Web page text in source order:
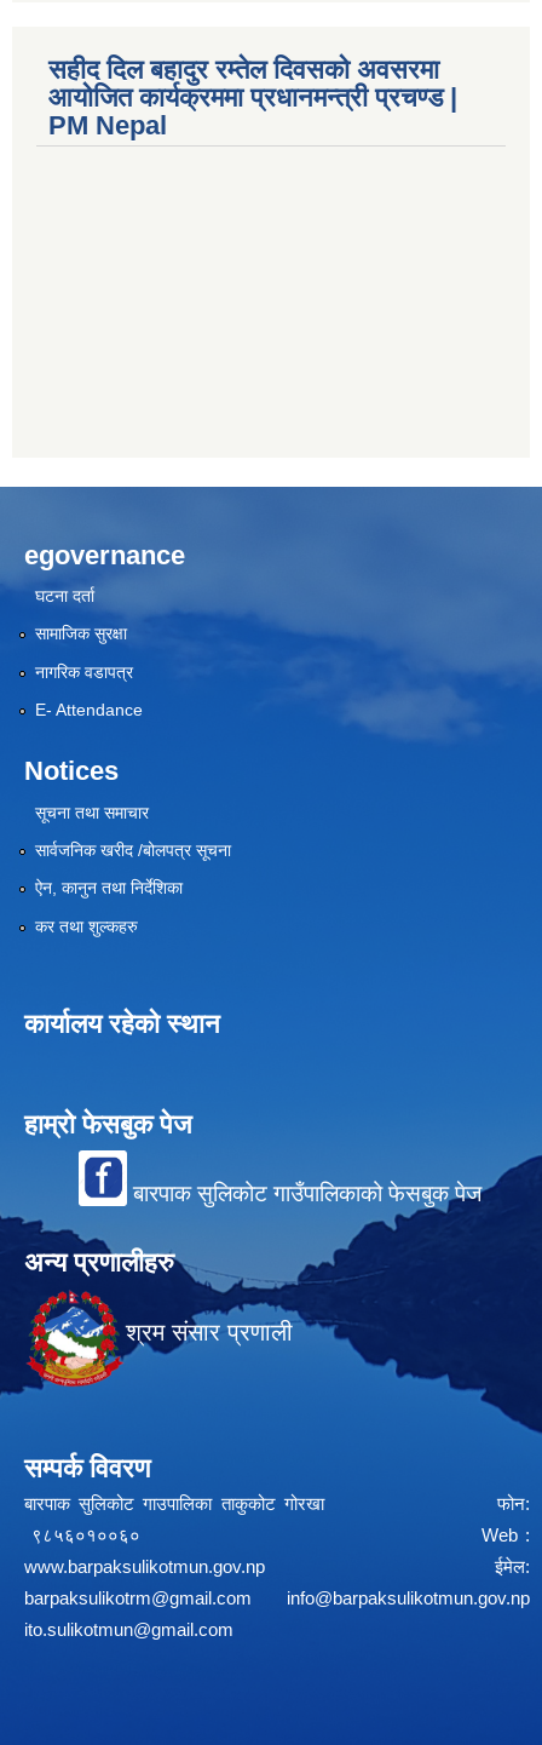
सहीद दिल बहादुर रम्तेल दिवसको अवसरमा
आयोजित कार्यक्रममा प्रधानमन्त्री प्रचण्ड |
PM Nepal
egovernance
घटना दर्ता
सामाजिक सुरक्षा
नागरिक वडापत्र
E- Attendance
Notices
सूचना तथा समाचार
सार्वजनिक खरीद /बोलपत्र सूचना
ऐन, कानुन तथा निर्देशिका
कर तथा शुल्कहरु
कार्यालय रहेको स्थान
हाम्रो फेसबुक पेज
बारपाक सुलिकोट गाउँपालिकाको फेसबुक पेज
अन्य प्रणालीहरु
श्रम संसार प्रणाली
सम्पर्क विवरण
बारपाक सुलिकोट गाउपालिका ताकुकोट गोरखा फोन:
९८५६०१००६० Web :
www.barpaksulikotmun.gov.np
ईमेल:
barpaksulikotrm@gmail.com
info@barpaksulikotmun.gov.np
ito.sulikotmun@gmail.com